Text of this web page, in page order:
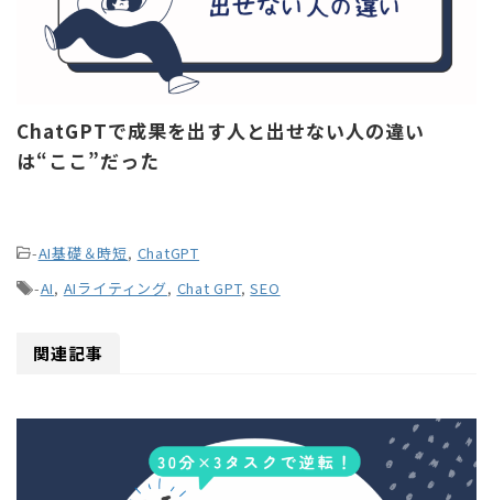
ChatGPTで成果を出す人と出せない人の違い
は“ここ”だった
-AI基礎＆時短, ChatGPT
-AI, AIライティング, Chat GPT,SEO
関連記事